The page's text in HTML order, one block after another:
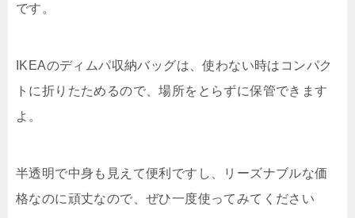
です。
IKEAのディムパ収納バッグは、使わない時はコンパク
トに折りたためるので、場所をとらずに保管できます
よ。
半透明で中身も見えて便利ですし、リーズナブルな価
格なのに頑丈なので、ぜひ一度使ってみてください